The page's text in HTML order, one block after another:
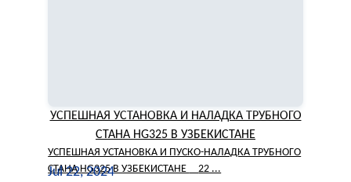
УСПЕШНАЯ УСТАНОВКА И НАЛАДКА ТРУБНОГО
СТАНА HG325 В УЗБЕКИСТАНЕ
УСПЕШНАЯ УСТАНОВКА И ПУСКО-НАЛАДКА ТРУБНОГО
СТАНА HG325 В УЗБЕКИСТАНЕ 22 ...
Jul 22, 2024